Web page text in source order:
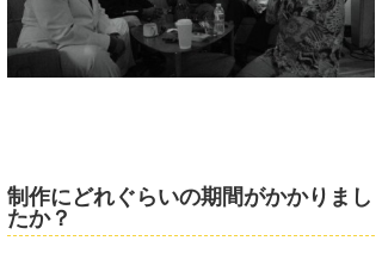
制作にどれぐらいの期間がかかりまし
たか？